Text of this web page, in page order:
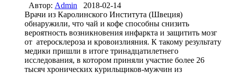
Автор: Admin
2018-02-14
Врачи из Каролинского Института (Швеция)
обнаружили, что чай и кофе способны снизить
вероятность возникновения инфаркта и защитить мозг
от атеросклероза и кровоизлияния. К такому результату
медики пришли в итоге тринадцатилетнего
исследования, в котором приняли участие более 26
тысяч хронических курильщиков-мужчин из